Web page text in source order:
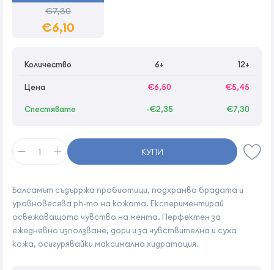
Балсамът съдърржа пробиотици, подхранва брадата и
уравновесява ph-то на кожата. Експериментирай
освежаващото чувство на мента. Перфектен за
ежедневно използване, дори и за чувствителна и суха
кожа, осигурявайки максимална хидратация.
€7,30
€6,10
Количество 6+ 12+
Цена €6,50 €5,45
Спестявате -€2,35 €7,30
КУПИ